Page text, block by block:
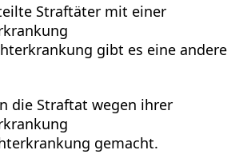
Straftäter mit einer
gibt es eine andere
die Straftat wegen ihrer
gemacht.